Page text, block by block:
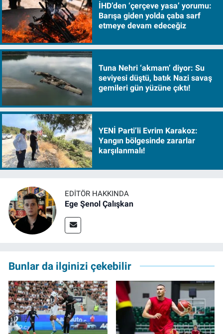
İHD’den ‘çerçeve yasa’ yorumu:
Barışa giden yolda çaba sarf
etmeye devam edeceğiz
Tuna Nehri ‘akmam’ diyor: Su
seviyesi düştü, batık Nazi savaş
gemileri gün yüzüne çıktı!
YENİ Parti’li Evrim Karakoz:
Yangın bölgesinde zararlar
karşılanmalı!
EDITÖR HAKKINDA
Ege Şenol Çalışkan
Bunlar da ilginizi çekebilir